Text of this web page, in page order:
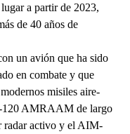
a partir de 2023,
de 40 años de
un avión que ha sido
en combate y que
misiles aire-
120 AMRAAM de largo
radar activo y el AIM-